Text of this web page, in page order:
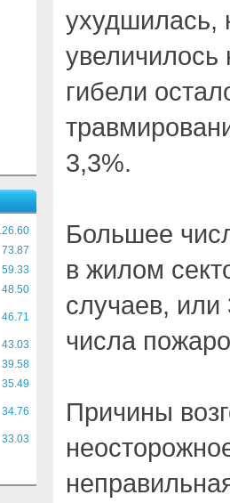
73.87
59.33
48.50
46.71
43.03
39.58
35.49
34.76
33.03
ухудшилась,
увеличилось
гибели
3,3%.
Большее
в жилом
случаев,
числа
Причины